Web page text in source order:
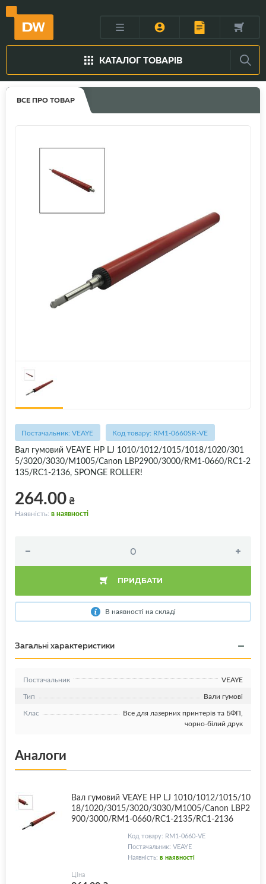
КАТАЛОГ ТОВАРІВ
ВСЕ ПРО ТОВАР
Постачальник: VEAYE Код товару: RM1-0660SR-VE
Вал гумовий VEAYE HP LJ 1010/1012/1015/1018/1020/301
5/3020/3030/M1005/Canon LBP2900/3000/RM1-0660/RC1-2
135/RC1-2136, SPONGE ROLLER!
264.00₴
Наявність: в наявності
ПРИДБАТИ
В наявності на складі
Загальні характеристики
Постачальник
VEAYE
Тип
Вали гумові
Клас
Все для лазерних принтерів та БФП,
чорно-білий друк
Аналоги
Вал гумовий VEAYE HP LJ 1010/1012/1015/10
18/1020/3015/3020/3030/M1005/Canon LBP2
900/3000/RM1-0660/RC1-2135/RC1-2136
Код товару: RM1-0660-VE
Постачальник: VEAYE
Наявність: в наявності
Ціна